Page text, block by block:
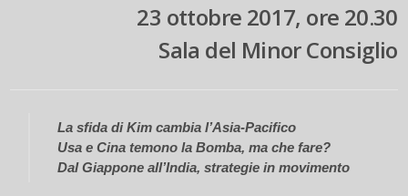
23 ottobre 2017, ore 20.30
Sala del Minor Consiglio
La sfida di Kim cambia l’Asia-Pacifico
Usa e Cina temono la Bomba, ma che fare?
Dal Giappone all’India, strategie in movimento